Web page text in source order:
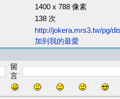
1400 x 788 像素
138 次
http://jokera.mrs3.tw/pg/
加到我的最愛
留
言